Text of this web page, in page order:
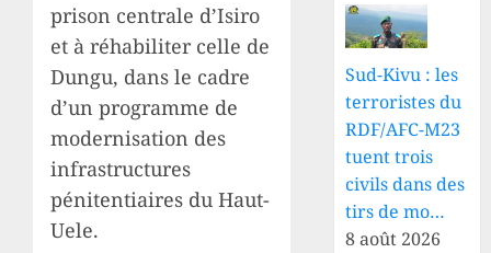
prison centrale d’Isiro
et à réhabiliter celle de
Dungu, dans le cadre
d’un programme de
modernisation des
infrastructures
pénitentiaires du Haut-
Uele.
Sud-Kivu : les
terroristes du
RDF/AFC-M23
tuent trois
civils dans des
tirs de mo…
8 août 2026